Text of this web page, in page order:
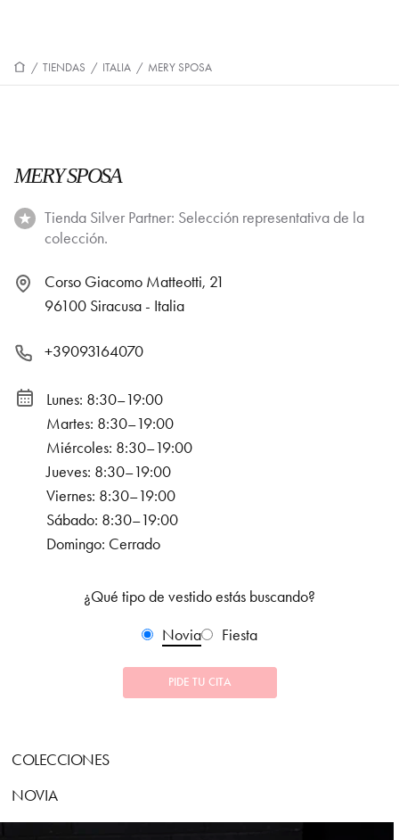
/ TIENDAS / ITALIA / MERY SPOSA
MERY SPOSA
Tienda Silver Partner: Selección representativa de la
colección.
Corso Giacomo Matteotti, 21
96100 Siracusa - Italia
+39093164070
Lunes: 8:30–19:00
Martes: 8:30–19:00
Miércoles: 8:30–19:00
Jueves: 8:30–19:00
Viernes: 8:30–19:00
Sábado: 8:30–19:00
Domingo: Cerrado
¿Qué tipo de vestido estás buscando?
Novia
Fiesta
PIDE TU CITA
COLECCIONES
NOVIA